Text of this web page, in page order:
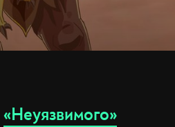
«Неуязвимого»